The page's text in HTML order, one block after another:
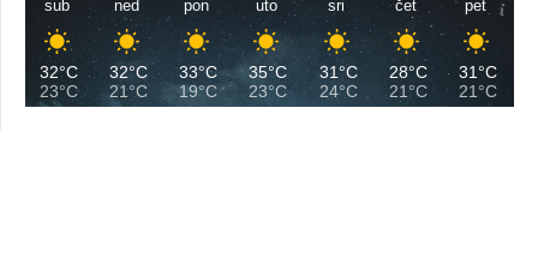
sub
32°C
23°C
ned
32°C
21°C
pon
33°C
19°C
uto
35°C
23°C
sri
31°C
24°C
čet
28°C
21°C
pet
31°C
21°C